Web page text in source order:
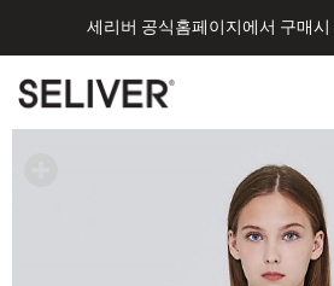
세리버 공식홈페이지에서 구매시